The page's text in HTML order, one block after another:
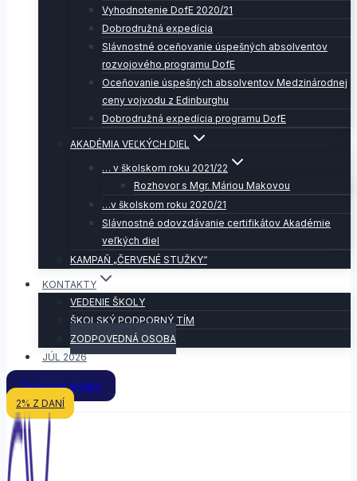
Vyhodnotenie DofE 2020/21
Dobrodružná expedícia
Slávnostné oceňovanie úspešných absolventov
rozvojového programu DofE
Oceňovanie úspešných absolventov Medzinárodnej
ceny vojvodu z Edinburghu
Dobrodružná expedícia programu DofE
AKADÉMIA VEĽKÝCH DIEL
… v školskom roku 2021/22
Rozhovor s Mgr. Máriou Makovou
…v školskom roku 2020/21
Slávnostné odovzdávanie certifikátov Akadémie
veľkých diel
KAMPAŇ „ČERVENÉ STUŽKY“
KONTAKTY
VEDENIE ŠKOLY
ŠKOLSKÝ PODPORNÝ TÍM
ZODPOVEDNÁ OSOBA
JÚL 2026
Prijímacie skúšky
2% Z DANÍ